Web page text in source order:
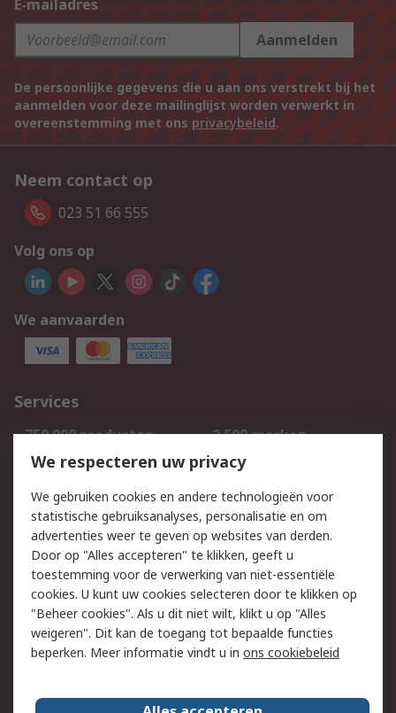
E-mailadres
Aanmelden
De persoonlijke gegevens die u aan ons verstrekt bij het
aanmelden voor deze mailinglijst worden verwerkt in
overeenstemming met ons privacybeleid.
Neem contact op
023 51 66 555
Volg ons op
We aanvaarden
Services
750.000 producten
2.500 merken
Bestellen
Inkoopoplossingen
Track & Trace
Wettelijk
Cookiebeleid
Email veiligheid
Privacybeleid
Websitevoorwaarden
Algemene
verkoopvoorwaarden
Over RS
We respecteren uw privacy
We gebruiken cookies en andere technologieën voor
statistische gebruiksanalyses, personalisatie en om
advertenties weer te geven op websites van derden.
Door op "Alles accepteren" te klikken, geeft u
toestemming voor de verwerking van niet-essentiële
cookies. U kunt uw cookies selecteren door te klikken op
"Beheer cookies". Als u dit niet wilt, klikt u op "Alles
weigeren". Dit kan de toegang tot bepaalde functies
beperken. Meer informatie vindt u in ons cookiebeleid